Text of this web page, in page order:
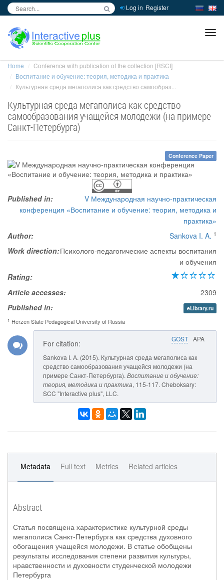
Log in Register
Home
Conference with publication of the collection [RSCI]
Воспитание и обучение: теория, методика и практика
Культурная среда мегаполиса как средство самообраз...
Культурная среда мегаполиса как средство
самообразования учащейся молодежи (на примере
Санкт-Петербурга)
Conference Paper
Published in:
V Международная научно-практическая
конференция «Воспитание и обучение: теория, методика и
практика»
Author:
Sankova I. A. 1
Work direction:Психолого-педагогические аспекты воспитания
и обучения
Rating:
Article accesses:
2309
Published in:
eLibrary.ru
1 Herzen State Pedagogical University of Russia
GOST APA
For citation:
Sankova I. A. (2015). Культурная среда мегаполиса как
средство самообразования учащейся молодежи (на
примере Санкт-Петербурга). Воспитание и обучение:
теория, методика и практика, 115-117. Cheboksary:
SCC "Interactive plus", LLC.
Metadata Full text Metrics Related articles
Abstract
Статья посвящена характеристике культурной среды
мегаполиса Санкт-Петербурга как средства духовного
обогащения учащейся молодежи. В статье обобщены
результаты исследования степени развития культуры,
нравственности и духовности студенческой молодежи
Петербурга